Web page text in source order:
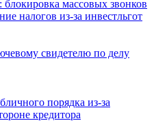
блокировка массовых звонков
налогов из-за инвестльгот
свидетелю по делу
порядка из-за
кредитора